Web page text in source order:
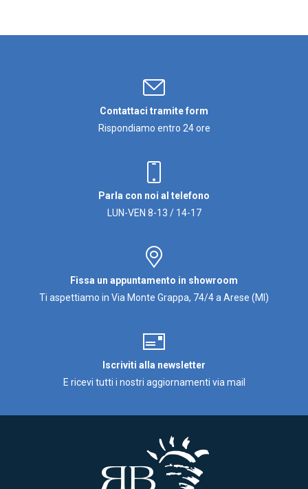
Contattaci tramite form
Rispondiamo entro 24 ore
Parla con noi al telefono
LUN-VEN 8-13 / 14-17
Fissa un appuntamento in showroom
Ti aspettiamo in Via Monte Grappa, 74/4 a Arese (MI)
Iscriviti alla newsletter
E ricevi tutti i nostri aggiornamenti via mail